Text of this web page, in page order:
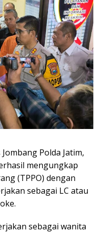
Polda Jatim,
mengungkap
(TPPO) dengan
sebagai LC atau
sebagai wanita